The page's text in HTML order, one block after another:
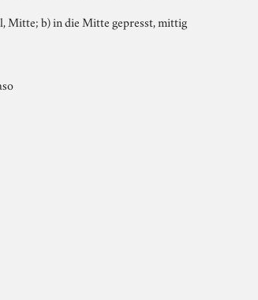
Mitte; b) in die Mitte gepresst, mittig